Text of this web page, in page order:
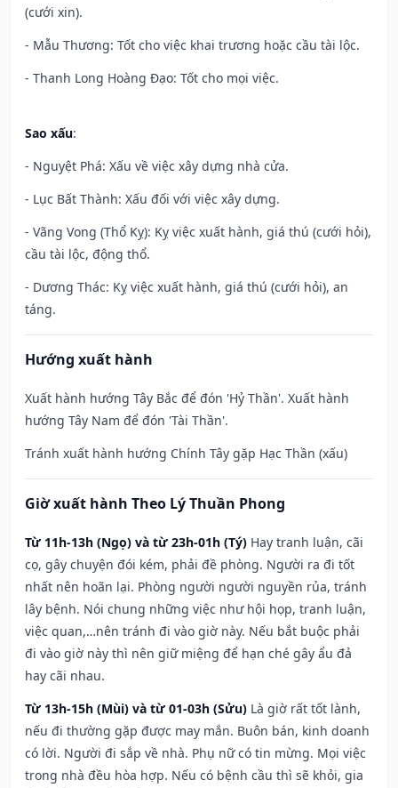
(cưới xin).
- Mẫu Thương: Tốt cho việc khai trương hoặc cầu tài lộc.
- Thanh Long Hoàng Đạo: Tốt cho mọi việc.
Sao xấu:
- Nguyệt Phá: Xấu về việc xây dựng nhà cửa.
- Lục Bất Thành: Xấu đối với việc xây dựng.
- Vãng Vong (Thổ Kỵ): Kỵ việc xuất hành, giá thú (cưới hỏi),
cầu tài lộc, động thổ.
- Dương Thác: Kỵ việc xuất hành, giá thú (cưới hỏi), an
táng.
Hướng xuất hành
Xuất hành hướng Tây Bắc để đón 'Hỷ Thần'. Xuất hành
hướng Tây Nam để đón 'Tài Thần'.
Tránh xuất hành hướng Chính Tây gặp Hạc Thần (xấu)
Giờ xuất hành Theo Lý Thuần Phong
Từ 11h-13h (Ngọ) và từ 23h-01h (Tý) Hay tranh luận, cãi
cọ, gây chuyện đói kém, phải đề phòng. Người ra đi tốt
nhất nên hoãn lại. Phòng người người nguyền rủa, tránh
lây bệnh. Nói chung những việc như hội họp, tranh luận,
việc quan,…nên tránh đi vào giờ này. Nếu bắt buộc phải
đi vào giờ này thì nên giữ miệng để hạn ché gây ẩu đả
hay cãi nhau.
Từ 13h-15h (Mùi) và từ 01-03h (Sửu) Là giờ rất tốt lành,
nếu đi thường gặp được may mắn. Buôn bán, kinh doanh
có lời. Người đi sắp về nhà. Phụ nữ có tin mừng. Mọi việc
trong nhà đều hòa hợp. Nếu có bệnh cầu thì sẽ khỏi, gia